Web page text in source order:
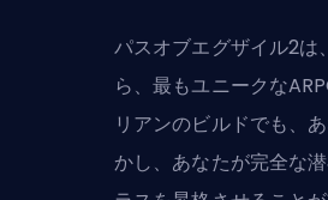
パスオブエグザイル2は
ら、最もユニークな
リアンのビルドでも、
かし、あなたが完全な